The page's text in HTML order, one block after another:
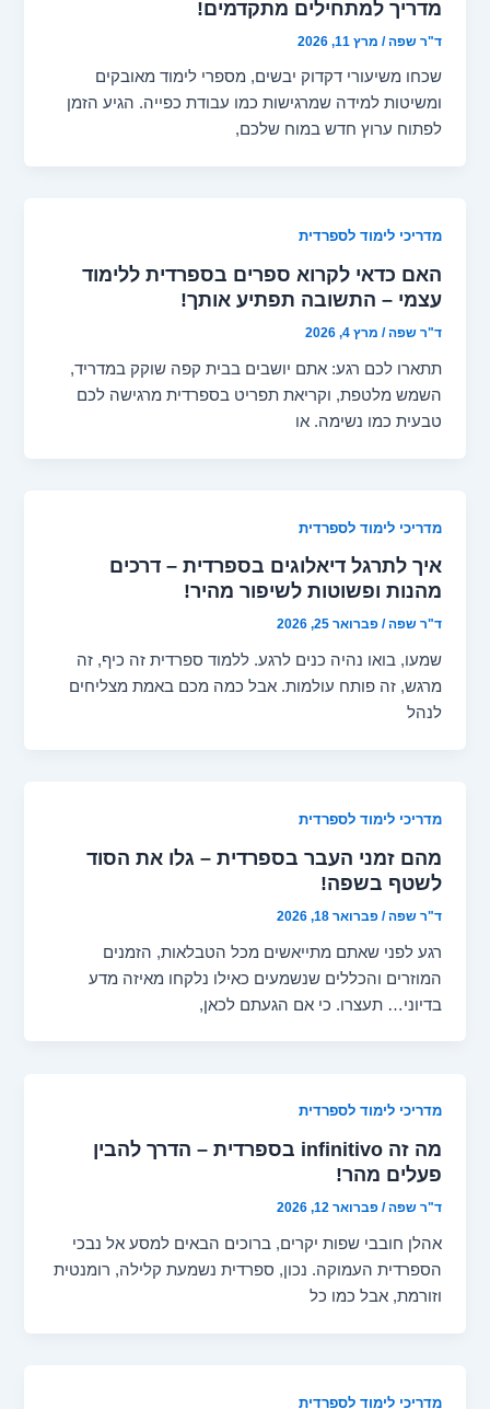
מדריך למתחילים מתקדמים!
ד"ר שפה/ מרץ 11, 2026
שכחו משיעורי דקדוק יבשים, מספרי לימוד מאובקים
ומשיטות למידה שמרגישות כמו עבודת כפייה. הגיע הזמן
לפתוח ערוץ חדש במוח שלכם,
מדריכי לימוד לספרדית
האם כדאי לקרוא ספרים בספרדית ללימוד
עצמי – התשובה תפתיע אותך!
ד"ר שפה/ מרץ 4, 2026
תתארו לכם רגע: אתם יושבים בבית קפה שוקק במדריד,
השמש מלטפת, וקריאת תפריט בספרדית מרגישה לכם
טבעית כמו נשימה. או
מדריכי לימוד לספרדית
איך לתרגל דיאלוגים בספרדית – דרכים
מהנות ופשוטות לשיפור מהיר!
ד"ר שפה/פברואר 25, 2026
שמעו, בואו נהיה כנים לרגע. ללמוד ספרדית זה כיף, זה
מרגש, זה פותח עולמות. אבל כמה מכם באמת מצליחים
לנהל
מדריכי לימוד לספרדית
מהם זמני העבר בספרדית – גלו את הסוד
לשטף בשפה!
ד"ר שפה/פברואר 18, 2026
רגע לפני שאתם מתייאשים מכל הטבלאות, הזמנים
המוזרים והכללים שנשמעים כאילו נלקחו מאיזה מדע
בדיוני… תעצרו. כי אם הגעתם לכאן,
מדריכי לימוד לספרדית
מה זה infinitivo בספרדית – הדרך להבין
פעלים מהר!
ד"ר שפה/פברואר 12, 2026
אהלן חובבי שפות יקרים, ברוכים הבאים למסע אל נבכי
הספרדית העמוקה. נכון, ספרדית נשמעת קלילה, רומנטית
וזורמת, אבל כמו כל
מדריכי לימוד לספרדית